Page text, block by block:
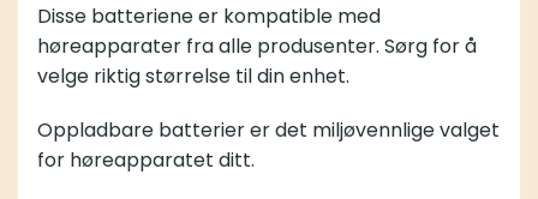
Disse batteriene er kompatible med
høreapparater fra alle produsenter. Sørg for å
velge riktig størrelse til din enhet.
Oppladbare batterier er det miljøvennlige valget
for høreapparatet ditt.